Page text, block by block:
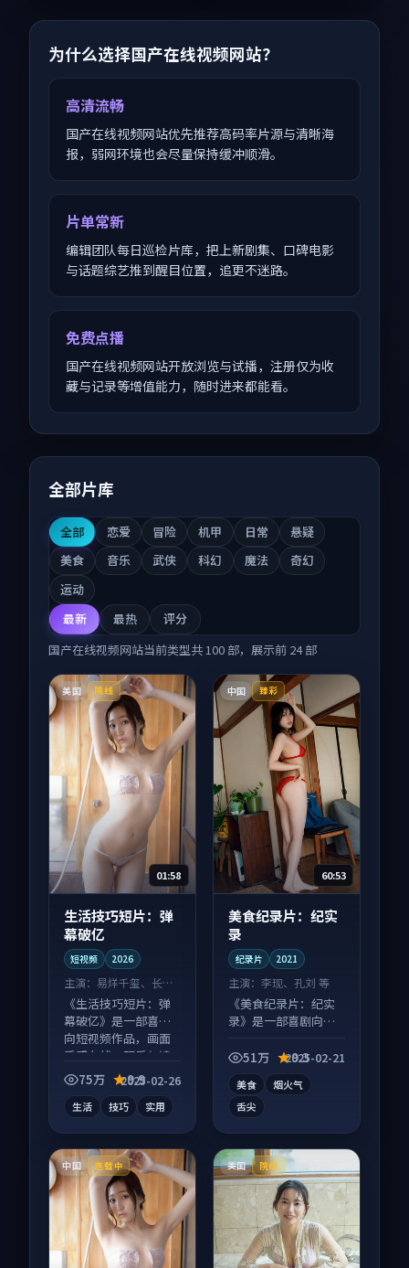
为什么选择国产在线视频网站？
高清流畅
国产在线视频网站优先推荐高码率片源与清晰海
报，弱网环境也会尽量保持缓冲顺滑。
片单常新
编辑团队每日巡检片库，把上新剧集、口碑电影
与话题综艺推到醒目位置，追更不迷路。
免费点播
国产在线视频网站开放浏览与试播，注册仅为收
藏与记录等增值能力，随时进来都能看。
全部片库
全部 恋爱 冒险 机甲 日常
悬疑
美食
音乐 武侠 科幻 魔法
奇幻
运动
最新
最热
评分
国产在线视频网站当前类型共 100 部，展示前 24部
美国 院线
01:58
生活技巧短片：弹
幕破亿
短视频 2026
主演： 易烊千玺、长泽
雅美 等
《生活技巧短片：弹
幕破亿》是一部喜剧
向短视频作品，画面
质感在线，配乐与镜
头配合度高。
75万 9.9
2025-02-26
生活 技巧 实用
中国 臻彩
60:53
美食纪录片：纪实
录
纪录片 2021
主演：李现、孔刘 等
《美食纪录片：纪实
录》是一部喜剧向纪
端观看，细节更丰
51万 9.3
2025-02-21
美食
烟火气
舌尖
中国 连载中 美国 院线